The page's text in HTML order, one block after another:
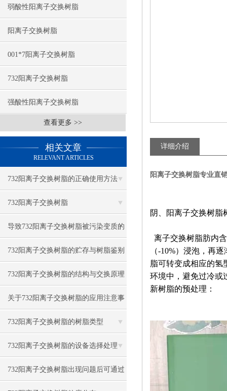
弱酸性阳离子交换树脂
阳离子交换树脂
001*7阳离子交换树脂
732阳离子交换树脂
强酸性阳离子交换树脂
查看更多 >>
相关文章
RELEVANT ARTICLES
732阳离子交换树脂的正确使用方法
732阳离子交换树脂
导致732阳离子交换树脂被污染变质的
因素
732阳离子交换树脂的贮存与树脂鉴别
732阳离子交换树脂的结构与交换原理
关于732阳离子交换树脂的应用注意事
项
732阳离子交换树脂的树脂类型
732阳离子交换树脂的设备选择处理
732阳离子交换树脂出现问题后可通过
详细介绍
阳离子交换树脂专业直
阴、阳离子交换树脂
离子交换树脂肪内
（-10%）浸泡，再
脂可转变成相应的氢
环境中，避免过冷或
新树脂的预处理：